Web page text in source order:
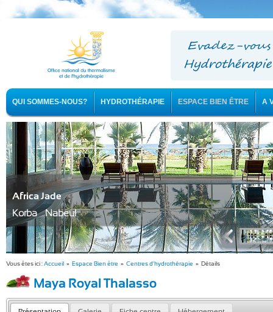
QUI SOMMES-NOUS? HYDROTHÉRAPIE ESPACE BIEN ÊTRE A
Africa Jade
Korba - Nabeul
Vous êtes ici :Accueil » Espace Bien être » Centres d'hydrothérapie » Détails
Maya Royal Thalasso